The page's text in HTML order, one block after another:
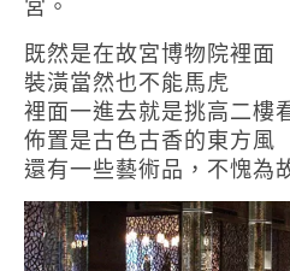
宮。
既然是在故宮博物院裡面
裝潢當然也不能馬虎
裡面一進去就是挑高二樓
佈置是古色古香的東方風
還有一些藝術品，不愧為